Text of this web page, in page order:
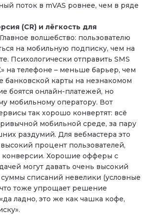
поток в mVAS ровнее, чем в ряде
(CR) и лёгкость для
Главное волшебство: пользователю
на мобильную подписку, чем на
Психологически отправить SMS
на телефоне – меньше барьер, чем
банковской карты на незнакомом
боятся онлайн-платежей, но
мобильному оператору. Вот
так хорошо конвертят: всё
мобильной среде, за пару
раздумий. Для вебмастера это
процент пользователей,
Хорошие офферы с
могут давать очень высокий
суммы списаний невелики (условные
что тоже упрощает решение
ладно, это же как чашка кофе,